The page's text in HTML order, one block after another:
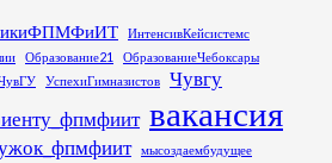
ИнтенсивКейсистемс
Образование21
ОбразованиеЧебоксары
УспехиГимназистов Чувгу
вакансия
мысоздаембудущее